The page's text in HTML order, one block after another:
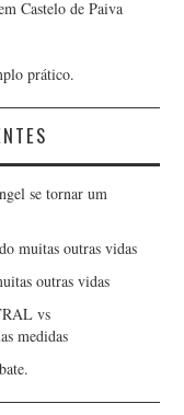
Castelo de Paiva
prático.
se tornar um
muitas outras vidas
outras vidas
vs
medidas